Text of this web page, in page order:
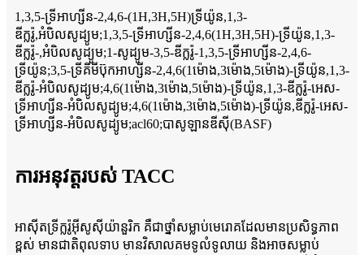
1,3,5-ទ្រីអាហ្សីន-2,4,6-(1H,3H,5H)ទ្រីយ៉ូន,1,3-
ឌីក្លរ៉ូ,អំបិលសូដ្យូម;1,3,5-ទ្រីអាហ្សីន-2,4,6(1H,3H,5H)-ទ្រីយ៉ូន,1,3-
ឌីក្លរ៉ូ-,អំបិលសូដ្យូម;1-សូដ្យូម-3,5-ឌីក្លរ៉ូ-1,3,5-ទ្រីអាហ្សីន-2,4,6-
ទ្រីយ៉ូន;3,5-ទ្រីគីមីប៊ុកអាហ្សីន-2,4,6(1ម៉ោង,3ម៉ោង,5ម៉ោង)-ទ្រីយ៉ូន,1,3-
ឌីក្លរ៉ូ-អំបិលសូដ្យូម;4,6(1ម៉ោង,3ម៉ោង,5ម៉ោង)-ទ្រីយ៉ូន,1,3-ឌីក្លរ៉ូ-អេស-
ទ្រីអាហ្សីន-អំបិលសូដ្យូម;4,6(1ម៉ោង,3ម៉ោង,5ម៉ោង)-ទ្រីយ៉ូន,ឌីក្លរ៉ូ-អេស-
ទ្រីអាហ្សីន-អំបិលសូដ្យូម;acl60;បាសូឡានឌីស៊ី(BASF)
ការអនុវត្តរបស់ TACC
អាស៊ីតទ្រីក្លរ៉ូអ៊ីសូស៊ីយ៉ានួរិក គឺជាថ្នាំសម្លាប់មេរោគដែលមានប្រសិទ្ធភាព
ខ្ពស់ មានជាតិពុលទាប មានវិសាលគមទូលំទូលាយ និងអាចសម្លាប់